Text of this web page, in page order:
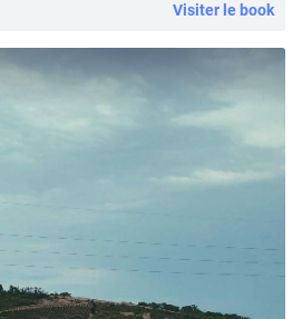
Visiter le book